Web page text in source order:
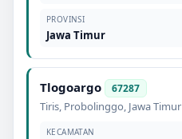
PROVINSI
Jawa Timur
Tlogoargo 67287
Tiris, Probolinggo, Jawa Timur
KECAMATAN